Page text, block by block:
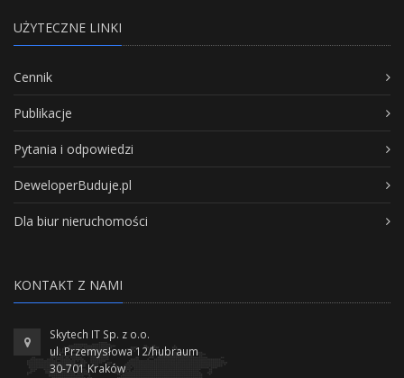
UŻYTECZNE LINKI
Cennik
Publikacje
Pytania i odpowiedzi
DeweloperBuduje.pl
Dla biur nieruchomości
KONTAKT Z NAMI
Skytech IT Sp. z o.o.
ul. Przemysłowa 12/hubraum
30-701 Kraków